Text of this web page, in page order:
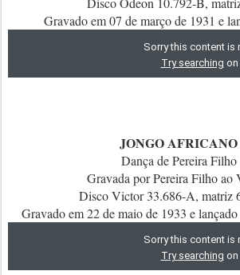
Gravado em 07 de março de 1931 e
JONGO AFRICANO
Dança de Pereira Filho
Gravada por Pereira Filho ao
Disco Victor 33.686-A, matriz
Gravado em 22 de maio de 1933 e